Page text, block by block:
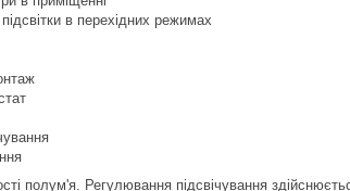
в перехідних режимах
полум'я. Регулювання підсвічування